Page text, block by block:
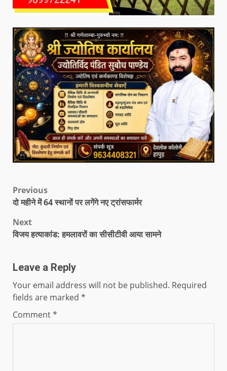
Previous
दो महीने में 64 स्थानों पर लगेंगे नए ट्रांसफार्मर
Next
विजय हत्याकांड: हमलावरों का सीसीटीवी आया सामने
Leave a Reply
Your email address will not be published. Required
fields are marked *
Comment*